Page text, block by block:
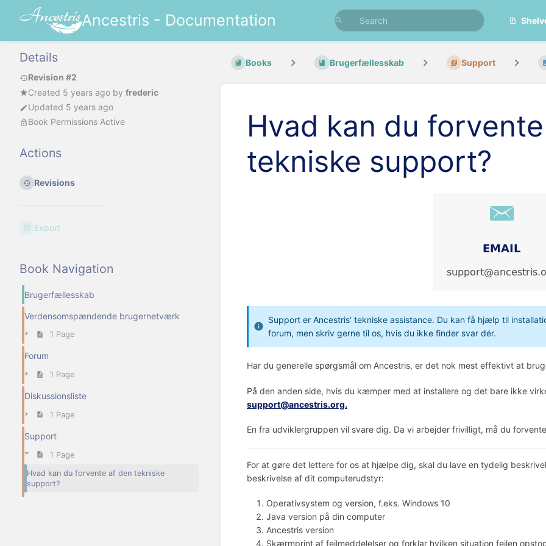
Ancestris - Documentation
Details
Revision #2
Created 5 years ago by frederic
Updated 5 years ago
Book Permissions Active
Actions
Revisions
Export
Book Navigation
Brugerfællesskab
Verdensomspændende brugernetværk
1 Page
Forum
1 Page
Diskussionsliste
1 Page
Support
1 Page
Hvad kan du forvente af den tekniske
support?
Books Brugerfællesskab Support
Hvad kan du
tekniske support?
Support er Ancestris' tekniske assistance. Du kan få hjælp til
forum, men skriv gerne til os, hvis du ikke finder svar dér.
Har du generelle spørgsmål om Ancestris, er det nok mest effektivt at
På den anden side, hvis du kæmper med at installere og det bare ikke
support@ancestris.org.
En fra udviklergruppen vil svare dig. Da vi arbejder frivilligt, må du
For at gøre det lettere for os at hjælpe dig, skal du lave en tydelig
beskrivelse af dit computerudstyr:
Operativsystem og version, f.eks. Windows 10
Java version på din computer
Ancestris version
Skærmprint af fejlmeddelelser og forklar hvilken situation fejlen